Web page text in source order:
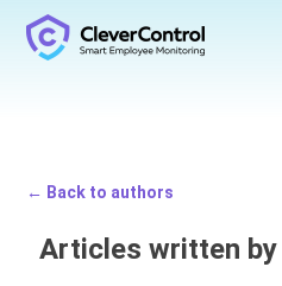
← Back to authors
Articles written